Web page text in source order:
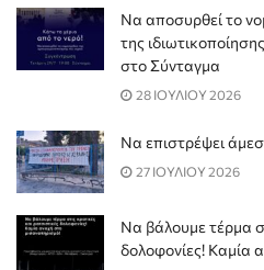
Να αποσυρθεί το
της
στο Σύνταγμα
28 ΙΟΥΛΙΟΥ 2026
Να επιστρέψει
27 ΙΟΥΛΙΟΥ 2026
Να βάλουμε τέρμα
δολοφονίες! Καμία